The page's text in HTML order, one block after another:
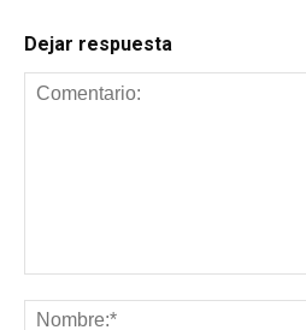
Dejar respuesta